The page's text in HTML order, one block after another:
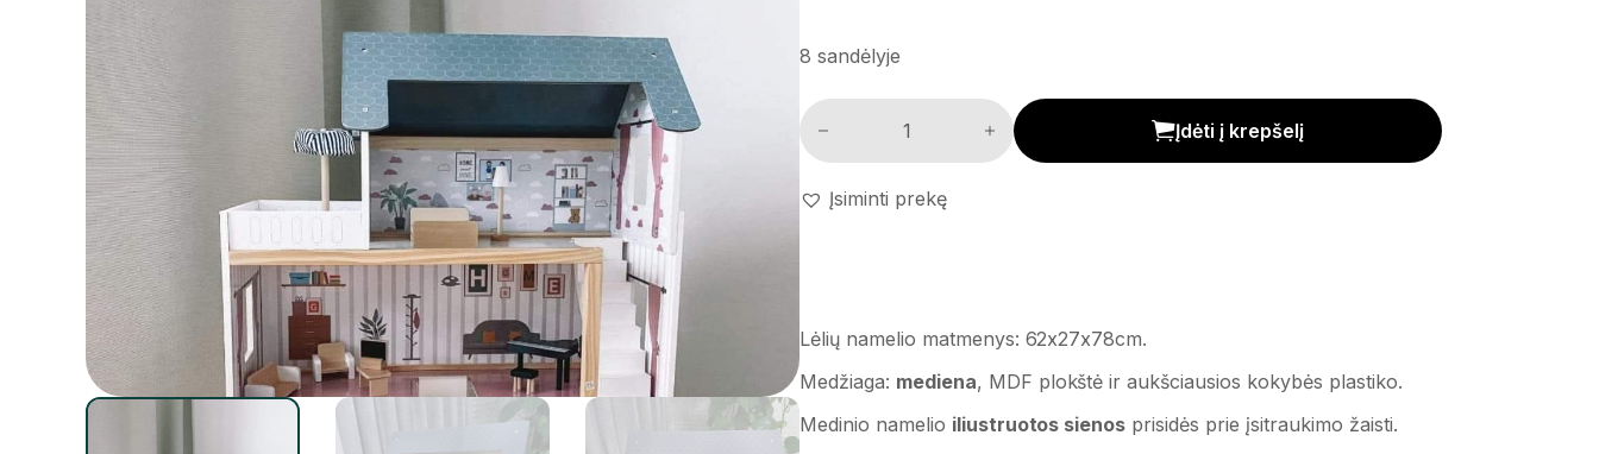
8 sandėlyje
Lėlių namas kiekis
Įdėti į krepšelį
Įsiminti prekę
Lėlių namelio matmenys: 62x27x78cm.
Medžiaga: mediena, MDF plokštė ir aukšciausios kokybės plastiko.
Medinio namelio iliustruotos sienos prisidės prie įsitraukimo žaisti.